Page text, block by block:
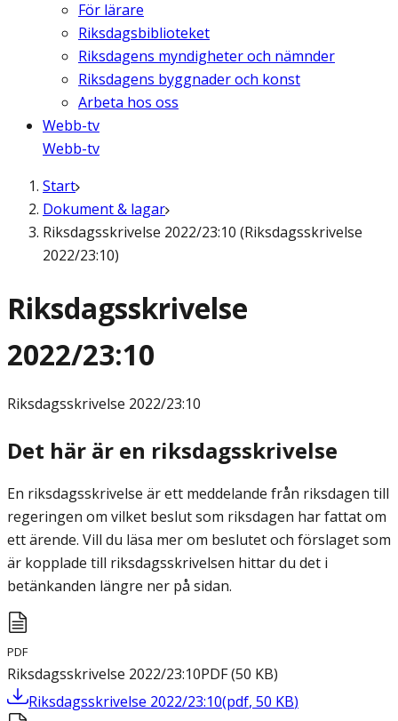
För lärare
Riksdagsbiblioteket
Riksdagens myndigheter och nämnder
Riksdagens byggnader och konst
Arbeta hos oss
Webb-tv
Webb-tv
Start
Dokument & lagar
Riksdagsskrivelse 2022/23:10 (Riksdagsskrivelse
2022/23:10)
Riksdagsskrivelse
2022/23:10
Riksdagsskrivelse 2022/23:10
Det här är en riksdagsskrivelse
En riksdagsskrivelse är ett meddelande från riksdagen till
regeringen om vilket beslut som riksdagen har fattat om
ett ärende. Vill du läsa mer om beslutet och förslaget som
är kopplade till riksdagsskrivelsen hittar du det i
betänkanden längre ner på sidan.
PDF
Riksdagsskrivelse 2022/23:10PDF(50 KB)
Riksdagsskrivelse 2022/23:10(pdf, 50 KB)